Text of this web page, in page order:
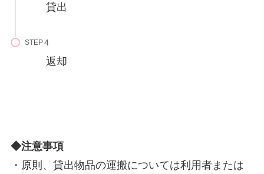
貸出
STEP
返却
◆注意事項
・原則、貸出物品の運搬については利用者または